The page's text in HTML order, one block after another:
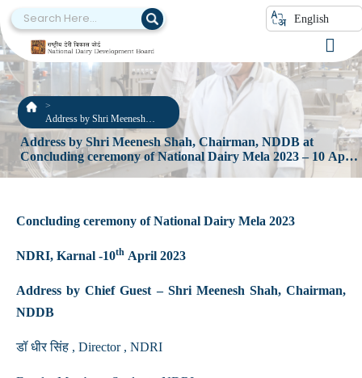
English
Address by Shri Meenesh
Shah, Chairman, NDDB at
Concluding ceremony of
National Dairy Mela 2023 – 10
April 2023
Address by Shri Meenesh Shah, Chairman, NDDB at
Concluding ceremony of National Dairy Mela 2023 – 10 April
2023
Concluding ceremony of National Dairy Mela 2023
NDRI, Karnal -10th April 2023
Address by Chief Guest – Shri Meenesh Shah, Chairman,
NDDB
डॉ धीर सिंह , Director , NDRI